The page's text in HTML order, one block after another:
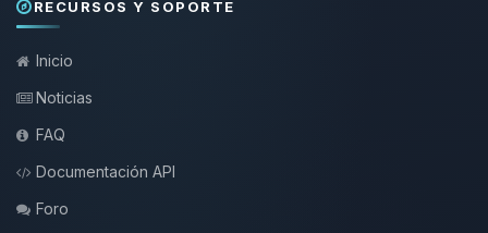
RECURSOS Y SOPORTE
Inicio
Noticias
FAQ
Documentación API
Foro